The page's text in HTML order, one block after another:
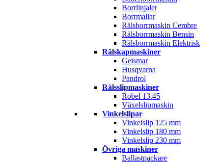
Borrlinjaler
Borrmallar
Rälsborrmaskin Cembre
Rälsborrmaskin Bensin
Rälsborrmaskin Elektrisk
Rälskapmaskiner
Geismar
Husqvarna
Pandrol
Rälsslipmaskiner
Robel 13.45
Växelslipmaskin
Vinkelslipar
Vinkelslip 125 mm
Vinkelslip 180 mm
Vinkelslip 230 mm
Övriga maskiner
Ballastpackare